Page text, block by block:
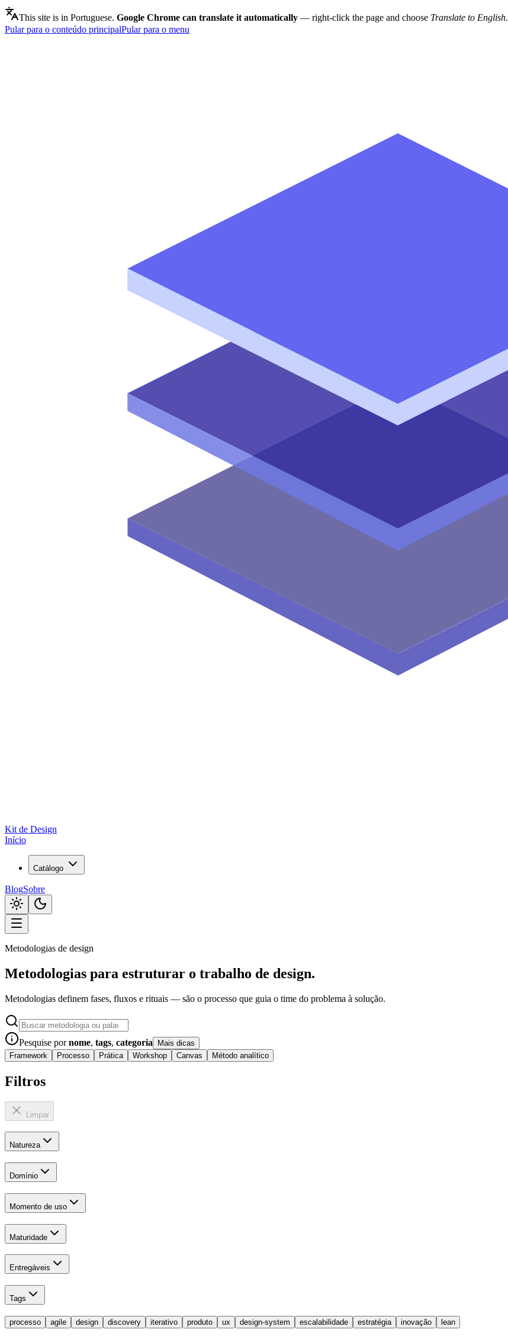
This site is in Portuguese. Google Chrome can translate it automatically — right-click the page and choose Translate to English.
Pular para o conteúdo principalPular para o menu
Kit de Design
Início
Catálogo
BlogSobre
Metodologias de design
Metodologias para estruturar o trabalho de design.
Metodologias definem fases, fluxos e rituais — são o processo que guia o time do problema à solução.
Pesquise pornome, tags, categoria
Mais dicas
Framework
Processo Prática Workshop Canvas Método analítico
Filtros
Limpar
Natureza
Domínio
Momento de uso
Maturidade
Entregáveis
Tags
processo agile design discovery iterativo produto ux design-system escalabilidade estratégia inovação lean